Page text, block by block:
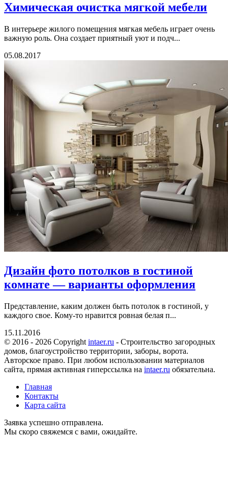
Химическая очистка мягкой мебели
В интерьере жилого помещения мягкая мебель играет очень
важную роль. Она создает приятный уют и подч...
05.08.2017
Дизайн фото потолков в гостиной
комнате — варианты оформления
Представление, каким должен быть потолок в гостиной, у
каждого свое. Кому-то нравится ровная белая п...
15.11.2016
© 2016 - 2026 Copyright intaer.ru - Cтроительство загородных
домов, благоустройство территории, заборы, ворота.
Авторское право. При любом использовании материалов
сайта, прямая активная гиперссылка на intaer.ru обязательна.
Главная
Контакты
Карта сайта
Заявка успешно отправлена.
Мы скоро свяжемся с вами, ожидайте.